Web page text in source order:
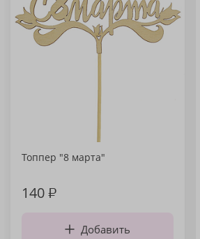
Топпер "8 марта"
140₽
Добавить